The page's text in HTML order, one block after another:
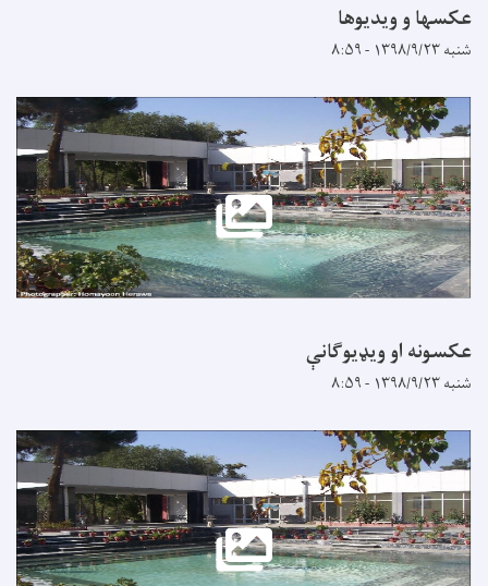
عکسها و ویدیوها
شنبه ۱۳۹۸/۹/۲۳ - ۸:۵۹
عکسونه او ویډیوګانې
شنبه ۱۳۹۸/۹/۲۳ - ۸:۵۹